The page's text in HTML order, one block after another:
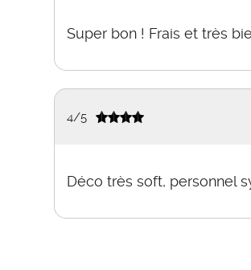
Super bon ! Frais et très
4/5
Déco très soft, personnel